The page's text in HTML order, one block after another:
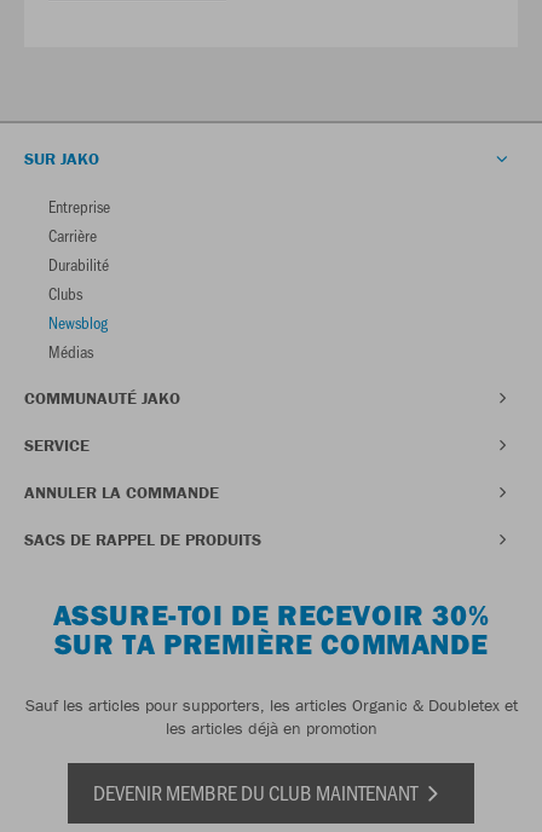
SUR JAKO
Entreprise
Carrière
Durabilité
Clubs
Newsblog
Médias
COMMUNAUTÉ JAKO
SERVICE
ANNULER LA COMMANDE
SACS DE RAPPEL DE PRODUITS
ASSURE-TOI DE RECEVOIR 30%
SUR TA PREMIÈRE COMMANDE
Sauf les articles pour supporters, les articles Organic & Doubletex et
les articles déjà en promotion
DEVENIR MEMBRE DU CLUB MAINTENANT